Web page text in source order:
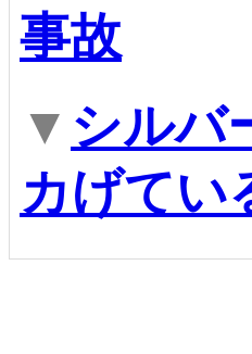
事故
▼ シルバ
カげてい